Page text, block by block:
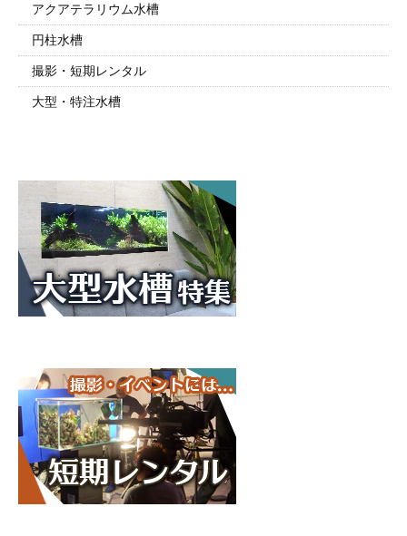
アクアテラリウム水槽
円柱水槽
撮影・短期レンタル
大型・特注水槽